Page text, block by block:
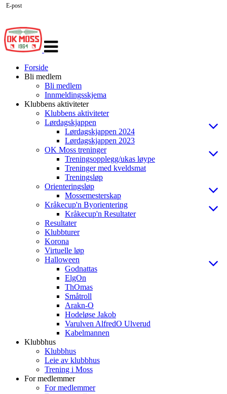
navigasjon
Forside
Bli medlem
Bli medlem
Innmeldingsskjema
Klubbens aktiviteter
Klubbens aktiviteter
Lørdagskjappen
Lørdagskjappen 2024
Lørdagskjappen 2023
OK Moss treninger
Treningsopplegg/ukas løype
Treninger med kveldsmat
Treningsløp
Orienteringsløp
Mossemesterskap
Kråkecup'n Byorientering
Kråkecup'n Resultater
Resultater
Klubbturer
Korona
Virtuelle løp
Halloween
Godnattas
ElgOn
ThOmas
Småtroll
Arakn-O
Hodeløse Jakob
Varulven AlfredO Ulverud
Kabelmannen
Klubbhus
Klubbhus
Leie av klubbhus
Trening i Moss
For medlemmer
For medlemmer
E-post